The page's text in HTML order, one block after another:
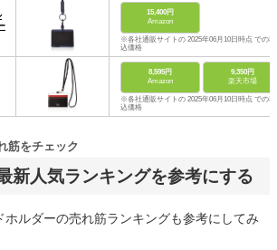
15,400円
Amazon
※各社通販サイトの 2025年06月10日時点 での税
込価格
8,595円
Amazon
9,350円
楽天市場
※各社通販サイトの 2025年06月10日時点 での税
込価格
新人気ランキングを参考にする
筋をチェック
ルダーの売れ筋ランキングも参考にしてみ